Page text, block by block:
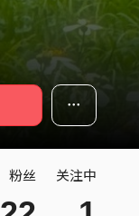
粉丝 关注中